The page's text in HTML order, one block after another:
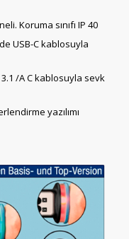
Koruma sınıfı IP 40
USB-C kablosuyla
/A C kablosuyla sevk
yazılımı